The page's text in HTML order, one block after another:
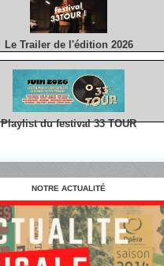
Le Trailer de l'édition 2026
Playlist du festival 33 TOUR
NOTRE ACTUALITÉ